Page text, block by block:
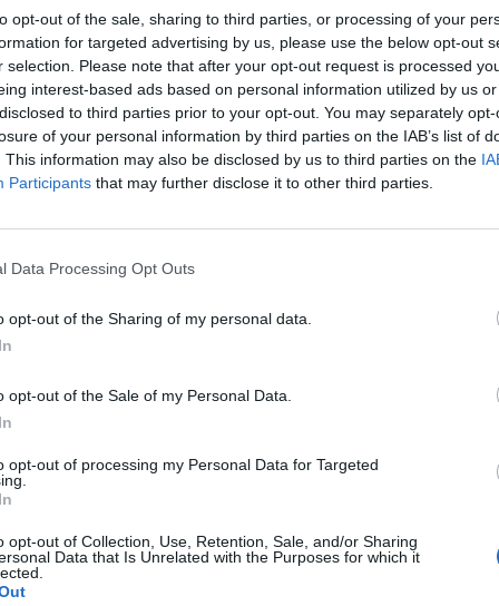
opt-out of the sale, sharing to third parties, or processing of your
for targeted advertising by us, please use the below opt-out
selection. Please note that after your opt-out request is processed
interest-based ads based on personal information utilized by us
to third parties prior to your opt-out. You may separately
of your personal information by third parties on the IAB’s list of
This information may also be disclosed by us to third parties on the
Participants that may further disclose it to other third parties.
Data Processing Opt Outs
opt-out of the Sharing of my personal data.
opt-out of the Sale of my Personal Data.
opt-out of processing my Personal Data for Targeted
opt-out of Collection, Use, Retention, Sale, and/or Sharing
Data that Is Unrelated with the Purposes for which it
éléments. Il semblerait que Robert Kennedy et son
le jour de sa mort. L’enregistrement témoignerait d’un
RFK. On entend également l’actrice demander
ses pensées politiques.
dit : « Où est ce putain de carnet ? On peut faire tous
après, Marilyn aurait été entendue crier, moment où
taire. Les deux hommes seraient ensuite partis, laissant
beau-fils, puis son amie et coiffeuse Sydney Guilaroff,
après, son psychiatre, Ralph Greenson, a retrouvé
n’avait que 36 ans.